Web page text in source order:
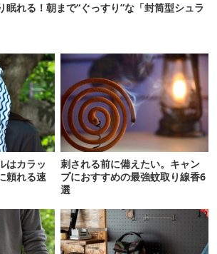
眠れる！朝まで“ぐっすり”な「封筒型シュラ
はカラッ
頼れる速
刺される前に備えたい。キャン
プにおすすめの最強蚊取り線香6
選